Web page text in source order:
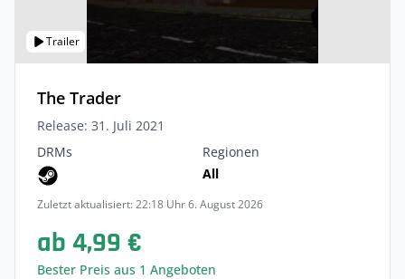
Trailer
The Trader
Release: 31. Juli 2021
DRMs
Regionen
All
Zuletzt aktualisiert: 22:18 Uhr 6. August 2026
ab 4,99 €
Bester Preis aus 1 Angeboten